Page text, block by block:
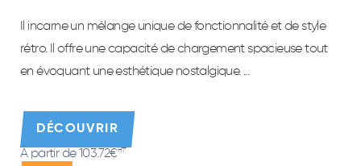
Il incarne un mélange unique de fonctionnalité et de style
rétro. Il offre une capacité de chargement spacieuse tout
en évoquant une esthétique nostalgique. ...
DÉCOUVRIR
À partir de 103.72€ HT*